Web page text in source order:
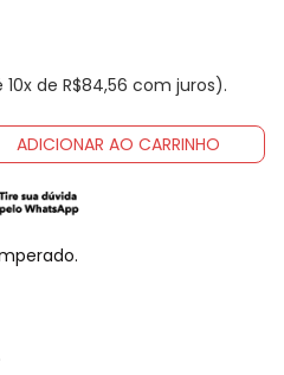
de R$84,56 com juros).
ADICIONAR AO CARRINHO